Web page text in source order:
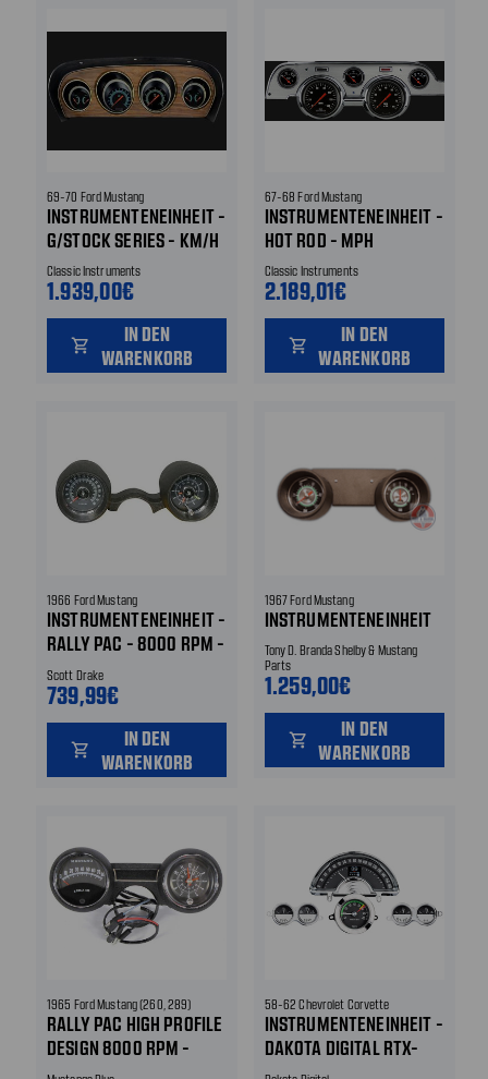
69-70 Ford Mustang
INSTRUMENTENEINHEIT -
G/STOCK SERIES - KM/H
Classic Instruments
1.939,00€
shopping_cart
IN DEN
WARENKORB
67-68 Ford Mustang
INSTRUMENTENEINHEIT -
HOT ROD - MPH
Classic Instruments
2.189,01€
shopping_cart
IN DEN
WARENKORB
1966 Ford Mustang
INSTRUMENTENEINHEIT -
RALLY PAC - 8000 RPM -
SCHWARZ
Scott Drake
739,99€
shopping_cart
IN DEN
WARENKORB
1967 Ford Mustang
INSTRUMENTENEINHEIT
Tony D. Branda Shelby & Mustang
Parts
1.259,00€
shopping_cart
IN DEN
WARENKORB
1965 Ford Mustang (260, 289)
RALLY PAC HIGH PROFILE
DESIGN 8000 RPM -
SCHWARZ
58-62 Chevrolet Corvette
INSTRUMENTENEINHEIT -
DAKOTA DIGITAL RTX-
58C-VET-X - MPH